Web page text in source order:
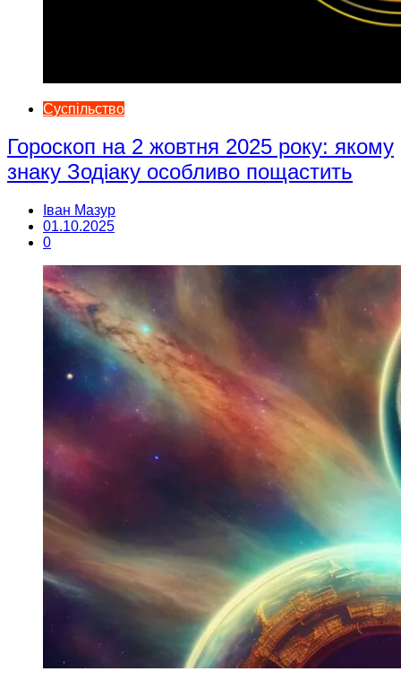
Суспільство
Гороскоп на 2 жовтня 2025 року: якому
знаку Зодіаку особливо пощастить
Іван Мазур
01.10.2025
0